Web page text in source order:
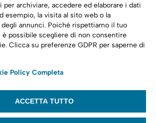
Seguici su:
S.p.A.– P.IVA 07945211006 – Cap. Sociale €
archiviare, accedere ed elaborare i dati
esempio, la visita al sito web o la
degli annunci. Poiché rispettiamo il tuo
è possibile scegliere di non consentire
Clicca su preferenze GDPR per saperne di
Policy Completa
ACCETTA TUTTO